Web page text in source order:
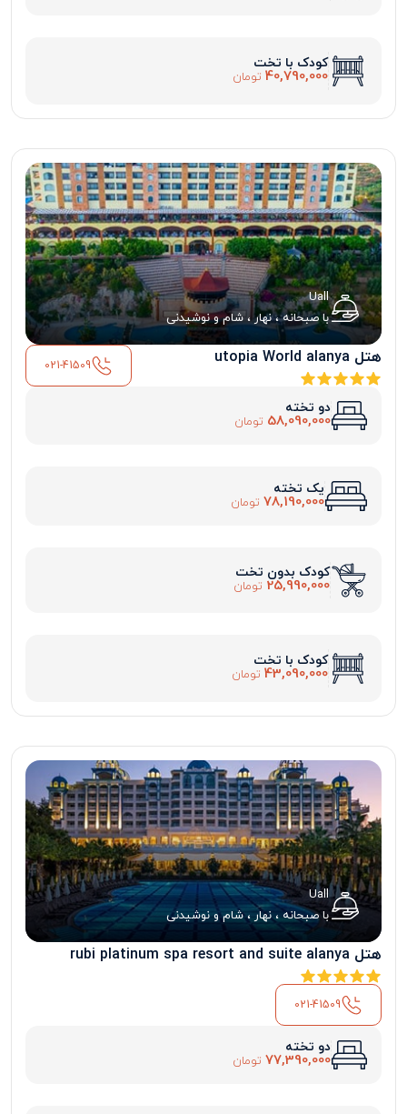
کودک با تخت
40,790,000 تومان
Uall
با صبحانه ، نهار ، شام و نوشیدنی
هتل utopia World alanya 021-41509
دو تخته
58,090,000 تومان
یک تخته
78,190,000 تومان
کودک بدون تخت
25,990,000 تومان
کودک با تخت
43,090,000 تومان
Uall
با صبحانه ، نهار ، شام و نوشیدنی
هتل rubi platinum spa resort and suite alanya
021-41509
دو تخته
77,390,000 تومان